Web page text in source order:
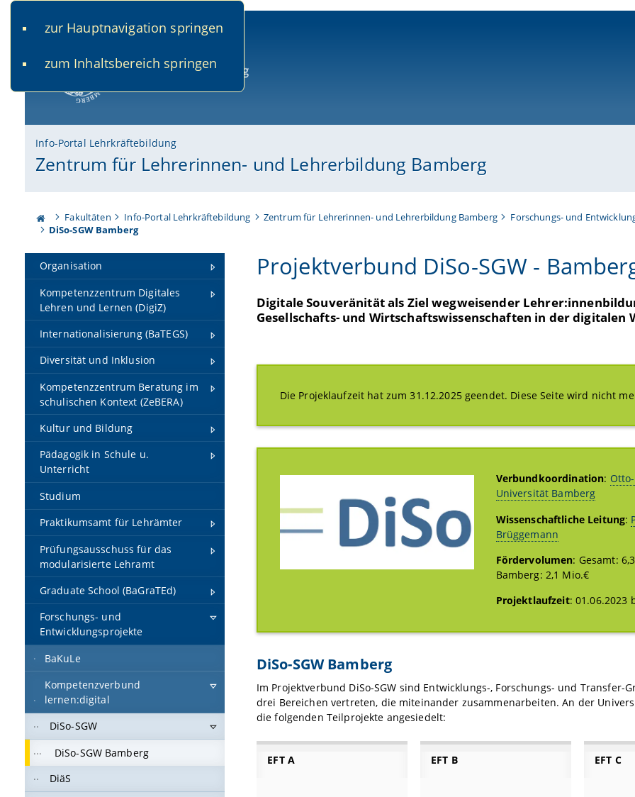
zur Hauptnavigation springen
zum Inhaltsbereich springen
Info-Portal Lehrkräftebildung
Zentrum für Lehrerinnen- und Lehrerbildung Bamberg
Fakultäten Info-Portal Lehrkräftebildung Zentrum für Lehrerinnen- und Lehrerbildung Bamberg Forschungs- und
DiSo-SGW Bamberg
Organisation
Kompetenzzentrum Digitales
Lehren und Lernen (DigiZ)
Internationalisierung (BaTEGS)
Diversität und Inklusion
Kompetenzzentrum Beratung im
schulischen Kontext (ZeBERA)
Kultur und Bildung
Pädagogik in Schule u.
Unterricht
Studium
Praktikumsamt für Lehrämter
Prüfungsausschuss für das
modularisierte Lehramt
Graduate School (BaGraTEd)
Forschungs- und
Entwicklungsprojekte
BaKuLe
Kompetenzverbund
lernen:digital
DiSo-SGW
DiSo-SGW Bamberg
DiäS
Projektverbund DiSo-SGW -
Digitale Souveränität als Ziel wegweisender
Gesellschafts- und Wirtschaftswissenschaften in der digitalen
Die Projeklaufzeit hat zum 31.12.2025 geendet. Diese Seite wird nicht
Verbundkoordination:
Universität Bamberg
Wissenschaftliche Leitung:
Brüggemann
Fördervolumen: Gesamt:
Bamberg: 2,1 Mio.€
Projektlaufzeit: 01.06.2023
DiSo-SGW Bamberg
Im Projektverbund DiSo-SGW sind Entwicklungs-, Forschungs- und Transfer-
drei Bereichen vertreten, die miteinander zusammenarbeiten. An der
die folgenden Teilprojekte angesiedelt:
EFT A EFT B EFT C